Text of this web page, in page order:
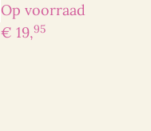
Op voorraad
€ 19,95